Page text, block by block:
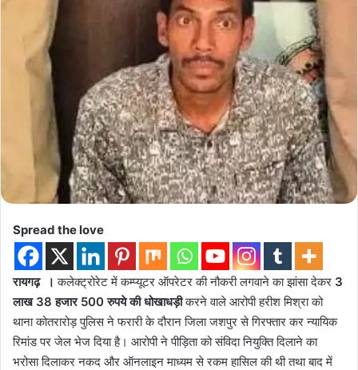
Spread the love
रायगढ़ ।कलेक्ट्रोरेट में कम्प्यूटर ऑपरेटर की नौकरी लगवाने का झांसा देकर 3
लाख 38 हजार 500 रुपये की धोखाधड़ीकरने वाले आरोपी हरीश मिश्रा को
थाना कोतरारोड़ पुलिस ने फरारी के दौरान जिला जशपुर से गिरफ्तार कर न्यायिक
रिमांड पर जेल भेज दिया है। आरोपी ने पीड़िता को संविदा नियुक्ति दिलाने का
भरोसा दिलाकर नकद और ऑनलाइन माध्यम से रकम हासिल की थी तथा बाद में